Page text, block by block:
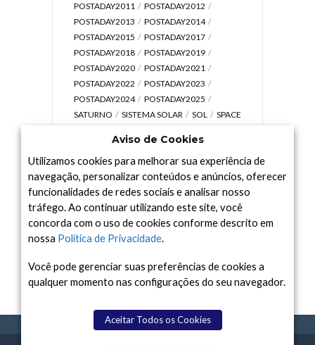
POSTADAY2011
POSTADAY2012
POSTADAY2013
POSTADAY2014
POSTADAY2015
POSTADAY2017
POSTADAY2018
POSTADAY2019
POSTADAY2020
POSTADAY2021
POSTADAY2022
POSTADAY2023
POSTADAY2024
POSTADAY2025
SATURNO
SISTEMA SOLAR SOL
SPACE
UNIVERSO
VÍDEO
Arquivo
Arquivo
Aviso de Cookies
Utilizamos cookies para melhorar sua experiência de
navegação, personalizar conteúdos e anúncios, oferecer
funcionalidades de redes sociais e analisar nosso
tráfego. Ao continuar utilizando este site, você
concorda com o uso de cookies conforme descrito em
nossa Política de Privacidade.
Você pode gerenciar suas preferências de cookies a
qualquer momento nas configurações do seu navegador.
Aceitar Todos os Cookies